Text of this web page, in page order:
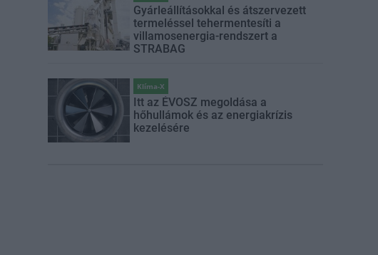
Gyárleállításokkal és átszervezett
termeléssel tehermentesíti a
villamosenergia-rendszert a
STRABAG
Klíma-X
Itt az ÉVOSZ megoldása a
hőhullámok és az energiakrízis
kezelésére